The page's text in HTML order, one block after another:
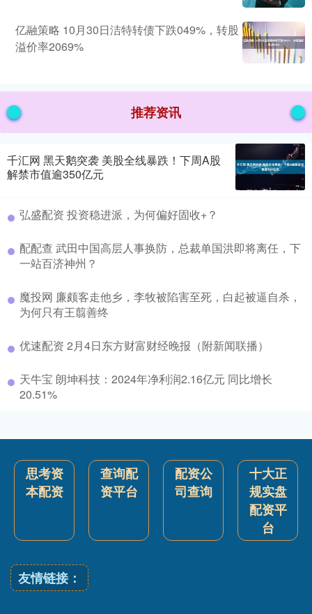
亿融策略 10月30日洁特转债下跌049%，转股
溢价率2069%
推荐资讯
千汇网 黑天鹅突袭 美股全线暴跌！下周A股
解禁市值逾350亿元
弘盛配资 投资稳进派，为何偏好固收+？
配配查 武田中国高层人事换防，总裁单国洪即将离任，下
一站百济神州？
魔投网 廉颇客走他乡，李牧被陷害至死，白起被逼自杀，
为何只有王翦善终
优速配资 2月4日东方财富财经晚报（附新闻联播）
天牛宝 朗坤科技：2024年净利润2.16亿元 同比增长
20.51%
思考资
本配资
查询配
资平台
配资公
司查询
十大正
规实盘
配资平
台
友情链接：